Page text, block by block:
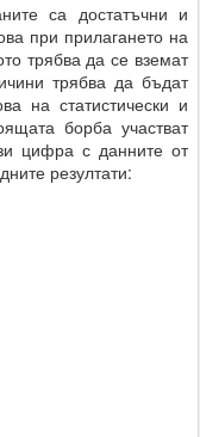
са достатъчни и
при прилагането на
трябва да се вземат
трябва да бъдат
на статистически и
борба участват
цифра с данните от
резултати: